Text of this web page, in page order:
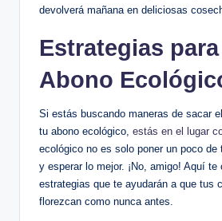
devolverá mañana en deliciosas
Estrategias
Abono
Si estás buscando maneras de sacar
tu abono ecológico, estás en el lugar
ecológico no es solo poner un poco de
y esperar lo mejor. ¡No, amigo! Aquí te
estrategias que te ayudarán a que tus
florezcan como nunca antes.